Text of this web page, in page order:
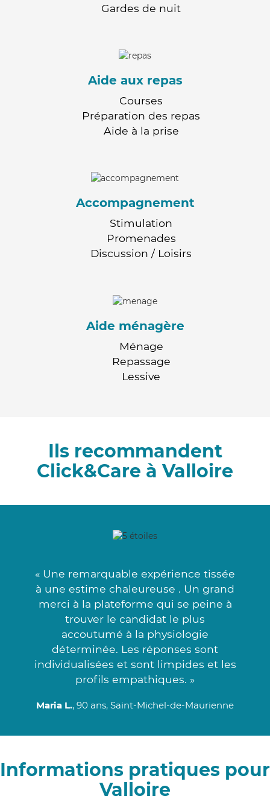
Gardes de nuit
Aide aux repas
Courses
Préparation des repas
Aide à la prise
Accompagnement
Stimulation
Promenades
Discussion / Loisirs
Aide ménagère
Ménage
Repassage
Lessive
Ils recommandent
Click&Care à Valloire
« Une remarquable expérience tissée
à une estime chaleureuse . Un grand
merci à la plateforme qui se peine à
trouver le candidat le plus
accoutumé à la physiologie
déterminée. Les réponses sont
individualisées et sont limpides et les
profils empathiques. »
Maria L., 90 ans, Saint-Michel-de-Maurienne
Informations pratiques pour
Valloire